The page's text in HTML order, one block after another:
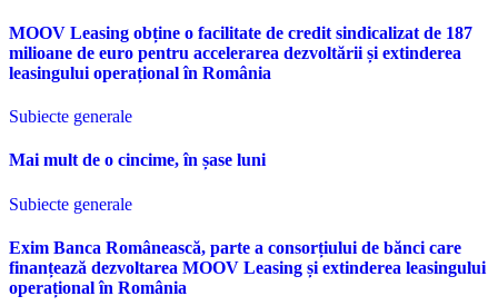
MOOV Leasing obține o facilitate de credit sindicalizat de 187
milioane de euro pentru accelerarea dezvoltării și extinderea
leasingului operațional în România
Subiecte generale
Mai mult de o cincime, în șase luni
Subiecte generale
Exim Banca Românească, parte a consorțiului de bănci care
finanțează dezvoltarea MOOV Leasing și extinderea leasingului
operațional în România